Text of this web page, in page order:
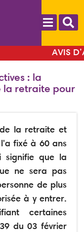
AVIS
: la
la retraite pour
la retraite et
fixé à 60 ans
signifie que la
ne sera pas
de plus
à y entrer.
certaines
du 03 février